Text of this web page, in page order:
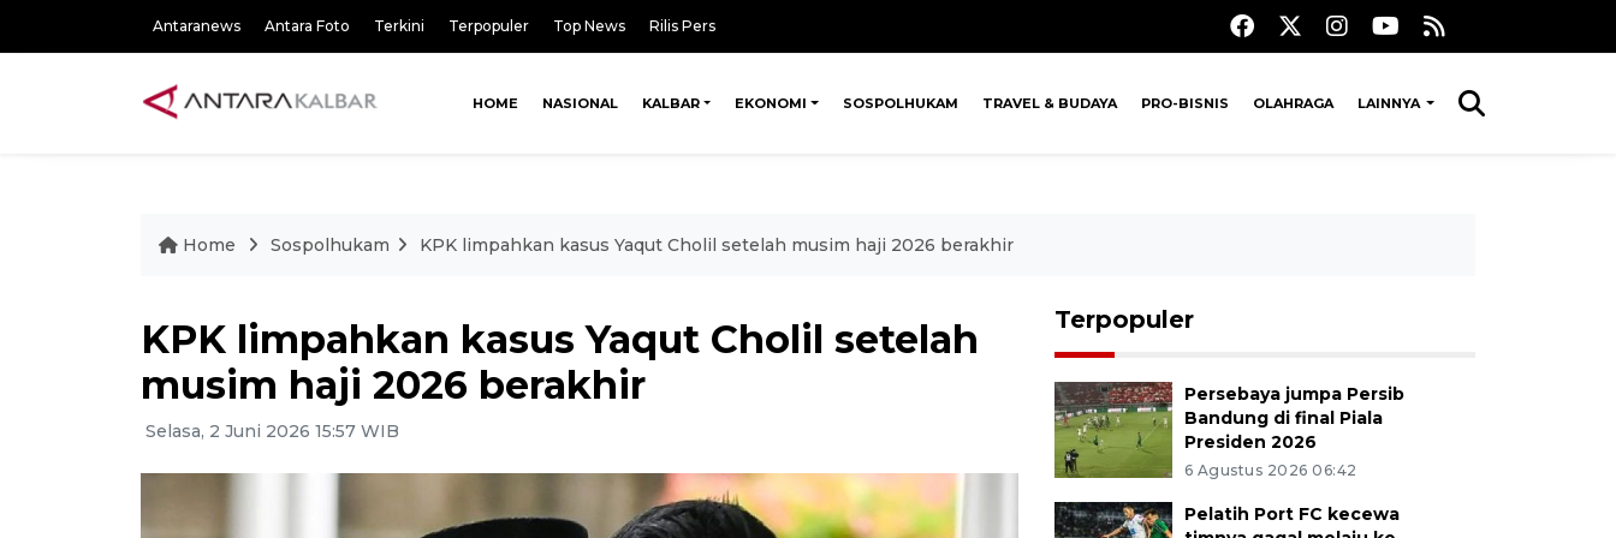
Antaranews Antara Foto Terkini Terpopuler Top News Rilis Pers
HOME NASIONAL KALBAR EKONOMI SOSPOLHUKAM TRAVEL & BUDAYA PRO-BISNIS OLAHRAGA LAINNYA
Home Sospolhukam KPK limpahkan kasus Yaqut Cholil setelah musim haji 2026 berakhir
KPK limpahkan kasus Yaqut Cholil setelah
musim haji 2026 berakhir
Selasa, 2 Juni 2026 15:57 WIB
Terpopuler
Persebaya jumpa Persib
Bandung di final Piala
Presiden 2026
6 Agustus 2026 06:42
Pelatih Port FC kecewa